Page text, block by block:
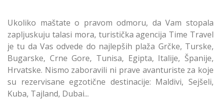
Ukoliko maštate o pravom odmoru, da Vam stopala
zapljuskuju talasi mora, turistička agencija Time Travel
je tu da Vas odvede do najlepših plaža Grčke, Turske,
Bugarske, Crne Gore, Tunisa, Egipta, Italije, Španije,
Hrvatske. Nismo zaboravili ni prave avanturiste za koje
su rezervisane egzotične destinacije: Maldivi, Sejšeli,
Kuba, Tajland, Dubai...